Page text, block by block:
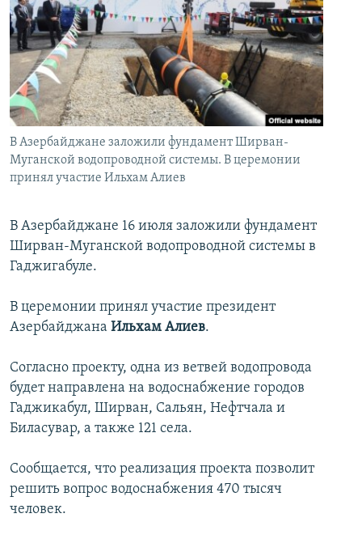
FOTOQALEREYA
İNFOQRAFIKA
KARIKATURA
OXU ZALI
AZƏRBAYCAN ƏDƏBIYYATI KITABXANASI
İSLAM VƏ DEMOKRATIYA
İZ - MƏDƏNIYYƏT PROQRAMI
HAQQIMIZDA
MISSIYAMIZ
PEŞƏ ETIKASI VƏ JURNALISTIKA STANDARTLARIMIZ
MATERIALLARIMIZDAN ISTIFADƏ
AZADLIQRADIOSU MOBIL TELEFONUNUZDA
BIZIMLƏ ƏLAQƏ
BIZI IZLƏ
RFE/RL-in bütün saytları
В Азербайджане заложили фундамент Ширван-
Муганской водопроводной системы. В церемонии
принял участие Ильхам Алиев
В Азербайджане 16 июля заложили фундамент
Ширван-Муганской водопроводной системы в
Гаджигабуле.
В церемонии принял участие президент
Азербайджана Ильхам Алиев.
Согласно проекту, одна из ветвей водопровода
будет направлена на водоснабжение городов
Гаджикабул, Ширван, Сальян, Нефтчала и
Биласувар, а также 121 села.
Сообщается, что реализация проекта позволит
решить вопрос водоснабжения 470 тысяч
человек.